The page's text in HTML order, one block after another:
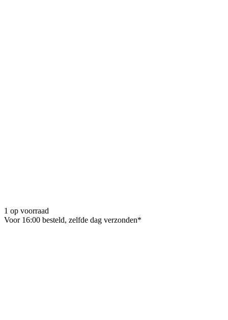
1 op voorraad
Voor 16:00 besteld, zelfde dag verzonden*